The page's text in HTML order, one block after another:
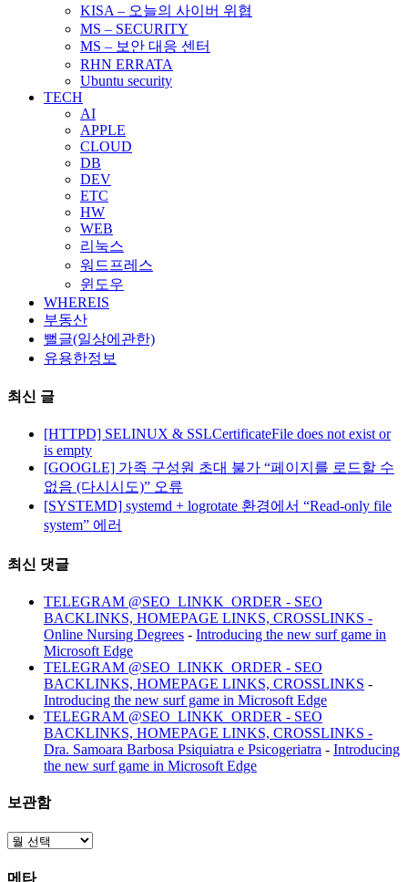
KISA – 오늘의 사이버 위협
MS – SECURITY
MS – 보안 대응 센터
RHN ERRATA
Ubuntu security
TECH
AI
APPLE
CLOUD
DB
DEV
ETC
HW
WEB
리눅스
워드프레스
윈도우
WHEREIS
부동산
뻘글(일상에관한)
유용한정보
최신 글
[HTTPD] SELINUX & SSLCertificateFile does not exist or
is empty
[GOOGLE] 가족 구성원 초대 불가 “페이지를 로드할 수
없음 (다시시도)” 오류
[SYSTEMD] systemd + logrotate 환경에서 “Read-only file
system” 에러
최신 댓글
TELEGRAM @SEO_LINKK_ORDER - SEO
BACKLINKS, HOMEPAGE LINKS, CROSSLINKS -
Online Nursing Degrees - Introducing the new surf game in
Microsoft Edge
TELEGRAM @SEO_LINKK_ORDER - SEO
BACKLINKS, HOMEPAGE LINKS, CROSSLINKS -
Introducing the new surf game in Microsoft Edge
TELEGRAM @SEO_LINKK_ORDER - SEO
BACKLINKS, HOMEPAGE LINKS, CROSSLINKS -
Dra. Samoara Barbosa Psiquiatra e Psicogeriatra - Introducing
the new surf game in Microsoft Edge
보관함
보
함
메타